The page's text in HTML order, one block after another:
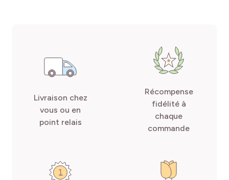
Livraison chez
vous ou en
point relais
Récompense
fidélité à
chaque
commande